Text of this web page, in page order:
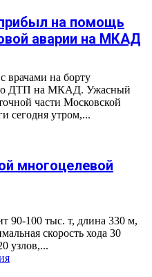
на помощь
аварии на МКАД
врачами на борту
ДТП на МКАД. Ужасный
части Московской
сегодня утром,...
многоцелевой
90-100 тыс. т, длина 330 м,
скорость хода 30
узлов,...